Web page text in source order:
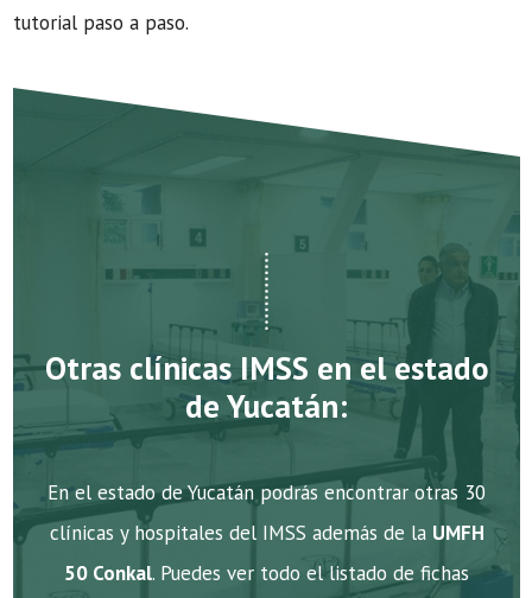
tutorial paso a paso.
Otras clínicas IMSS en el estado
de Yucatán:
En el estado de Yucatán podrás encontrar otras 30
clínicas y hospitales del IMSS además de la UMFH
50 Conkal. Puedes ver todo el listado de fichas